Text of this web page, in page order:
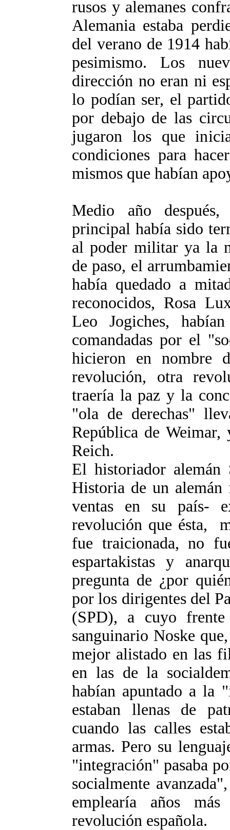
rusos y alemanes
Alemania estaba
del verano de 1914
pesimismo. Los
dirección no eran ni
lo podían ser, el
por debajo de las
jugaron los que
condiciones para
mismos que habían
Medio año
principal había sido
al poder militar ya la
de paso, el
había quedado a
reconocidos, Rosa
Leo Jogiches,
comandadas por el
hicieron en nombre
revolución, otra
traería la paz y la
"ola de derechas"
República de
Reich.
El historiador alemán
Historia de un
ventas en su país-
revolución que ésta,
fue traicionada, no
espartakistas y
pregunta de ¿por
por los dirigentes del
(SPD), a cuyo
sanguinario Noske
mejor alistado en las
en las de la
habían apuntado a la
estaban llenas de
cuando las calles
armas. Pero su
"integración" pasaba
socialmente
emplearía años
revolución española.